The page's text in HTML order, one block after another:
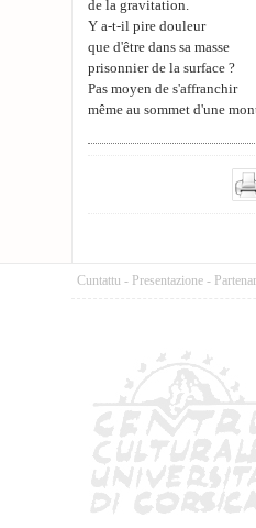
de la gravitation.
Y a-t-il pire douleur
que d'être dans sa masse
prisonnier de la surface ?
Pas moyen de s'affranchir
même au sommet d'une
Cuntattu - Presentazione -